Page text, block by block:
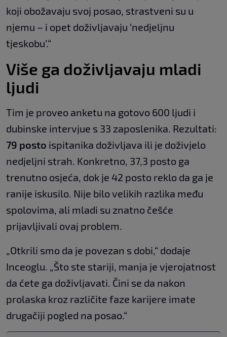
koji obožavaju svoj posao, strastveni su u
njemu – i opet doživljavaju ‘nedjeljnu
tjeskobu’.“
Više ga doživljavaju mladi
ljudi
Tim je proveo anketu na gotovo 600 ljudi i
dubinske intervjue s 33 zaposlenika. Rezultati:
79 posto ispitanika doživljava ili je doživjelo
nedjeljni strah. Konkretno, 37,3 posto ga
trenutno osjeća, dok je 42 posto reklo da ga je
ranije iskusilo. Nije bilo velikih razlika među
spolovima, ali mladi su znatno češće
prijavljivali ovaj problem.
„Otkrili smo da je povezan s dobi,“ dodaje
Inceoglu. „Što ste stariji, manja je vjerojatnost
da ćete ga doživljavati. Čini se da nakon
prolaska kroz različite faze karijere imate
drugačiji pogled na posao.“